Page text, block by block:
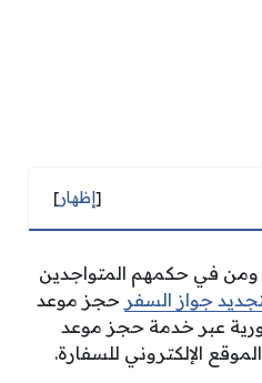
[إظهار]
ومن في حكمهم المتواجدين
جواز السفر حجز موعد
عبر خدمة حجز موعد
الإلكتروني للسفارة.